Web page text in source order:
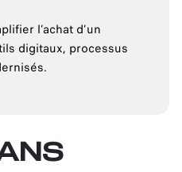
l’achat d’un
digitaux, processus